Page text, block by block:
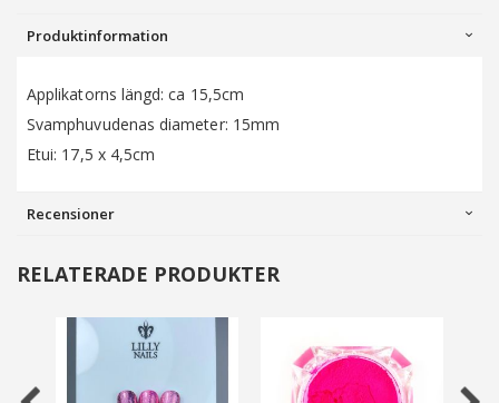
Produktinformation
Applikatorns längd: ca 15,5cm
Svamphuvudenas diameter: 15mm
Etui: 17,5 x 4,5cm
Recensioner
RELATERADE PRODUKTER